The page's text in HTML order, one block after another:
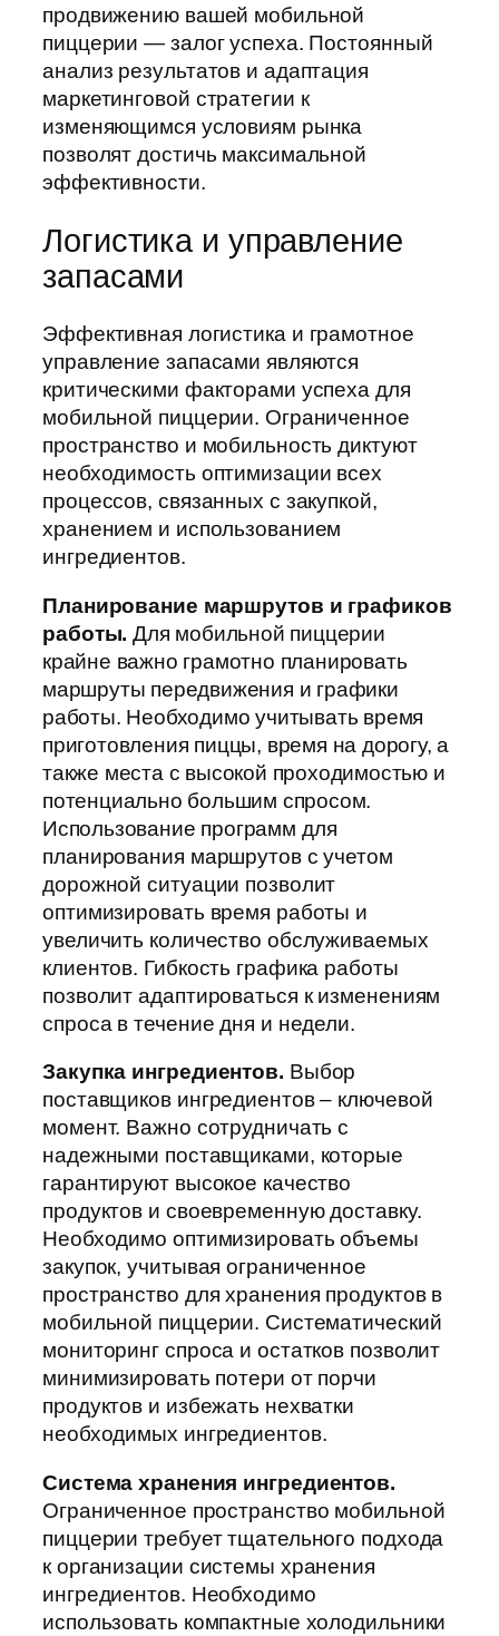
продвижению вашей мобильной
пиццерии — залог успеха. Постоянный
анализ результатов и адаптация
маркетинговой стратегии к
изменяющимся условиям рынка
позволят достичь максимальной
эффективности.
Логистика и управление
запасами
Эффективная логистика и грамотное
управление запасами являются
критическими факторами успеха для
мобильной пиццерии. Ограниченное
пространство и мобильность диктуют
необходимость оптимизации всех
процессов, связанных с закупкой,
хранением и использованием
ингредиентов.
Планирование маршрутов и графиков
работы. Для мобильной пиццерии
крайне важно грамотно планировать
маршруты передвижения и графики
работы. Необходимо учитывать время
приготовления пиццы, время на дорогу, а
также места с высокой проходимостью и
потенциально большим спросом.
Использование программ для
планирования маршрутов с учетом
дорожной ситуации позволит
оптимизировать время работы и
увеличить количество обслуживаемых
клиентов. Гибкость графика работы
позволит адаптироваться к изменениям
спроса в течение дня и недели.
Закупка ингредиентов. Выбор
поставщиков ингредиентов – ключевой
момент. Важно сотрудничать с
надежными поставщиками, которые
гарантируют высокое качество
продуктов и своевременную доставку.
Необходимо оптимизировать объемы
закупок, учитывая ограниченное
пространство для хранения продуктов в
мобильной пиццерии. Систематический
мониторинг спроса и остатков позволит
минимизировать потери от порчи
продуктов и избежать нехватки
необходимых ингредиентов.
Система хранения ингредиентов.
Ограниченное пространство мобильной
пиццерии требует тщательного подхода
к организации системы хранения
ингредиентов. Необходимо
использовать компактные холодильники